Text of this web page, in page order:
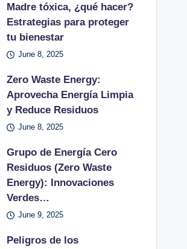
Madre tóxica, ¿qué hacer?
Estrategias para proteger
tu bienestar
June 8, 2025
Zero Waste Energy:
Aprovecha Energía Limpia
y Reduce Residuos
June 8, 2025
Grupo de Energía Cero
Residuos (Zero Waste
Energy): Innovaciones
Verdes…
June 9, 2025
Peligros de los